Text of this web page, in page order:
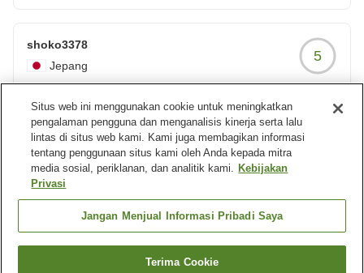
はあると思います
又是非利用したいです。
機会が有ればまた訪れたいお宿でした。
お世話さまになりありがとうございました^_^
クチコミの詳細はこちらから
https://review.travel.rakuten.co.jp/hotel/voice/162755?
reviewId=33123477345160
shoko3378
Jepang
Usia:30-an
Keluarga dengan anak
5
お料理、温泉、接客全て大満足な宿
館内の清潔感、お料理、温泉、従業員の皆さんのご対応、す
べて大満足なお宿でした!
まず、お料理が本当に美味しくて感動しました。
味付けも最高で、お刺身や野菜も新鮮で美味しかったです。
Berguna
Muat lebih banyak hasil
Situs web ini menggunakan cookie untuk meningkatkan
pengalaman pengguna dan menganalisis kinerja serta lalu
lintas di situs web kami. Kami juga membagikan informasi
tentang penggunaan situs kami oleh Anda kepada mitra
media sosial, periklanan, dan analitik kami. Kebijakan
Privasi
Jangan Menjual Informasi Pribadi Saya
Terima Cookie